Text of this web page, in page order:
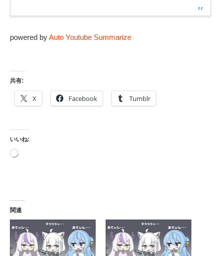
powered byAuto Youtube Summarize
共有:
X Facebook Tumblr
いいね:
読
関連